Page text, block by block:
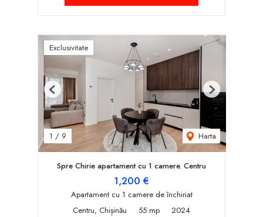
Exclusivitate
1 / 9 Harta
Previous Next
Spre Chirie apartament cu 1 camere. Centru
1,200 €
Apartament cu 1 camere de închiriat
Centru, Chișinău
55 mp
2024